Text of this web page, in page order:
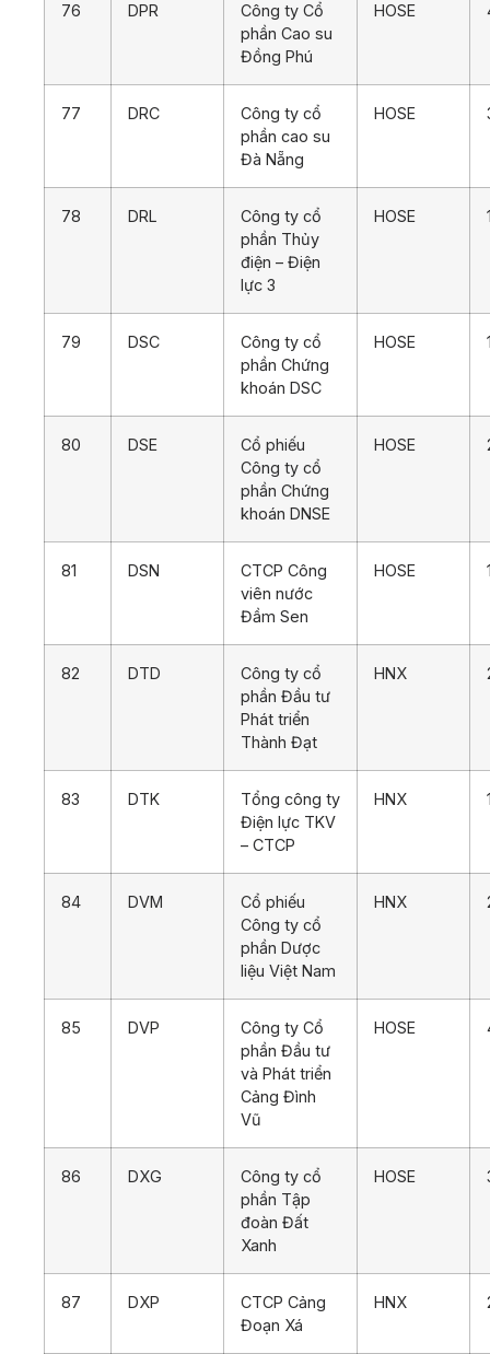
76 DPR
Công ty Cổ
phần Cao su
Đồng Phú
HOSE
77 DRC
Công ty cổ
phần cao su
Đà Nẵng
HOSE
78 DRL
Công ty cổ
phần Thủy
điện – Điện
lực 3
HOSE
79 DSC
Công ty cổ
phần Chứng
khoán DSC
HOSE
80 DSE
Cổ phiếu
Công ty cổ
phần Chứng
khoán DNSE
HOSE
81 DSN
CTCP Công
viên nước
Đầm Sen
HOSE
82 DTD
Công ty cổ
phần Đầu tư
Phát triển
Thành Đạt
HNX
83 DTK
Tổng công ty
Điện lực TKV
– CTCP
HNX
84 DVM
Cổ phiếu
Công ty cổ
phần Dược
liệu Việt Nam
HNX
85 DVP
Công ty Cổ
phần Đầu tư
và Phát triển
Cảng Đình
Vũ
HOSE
86 DXG
Công ty cổ
phần Tập
đoàn Đất
Xanh
HOSE
87 DXP
CTCP Cảng
Đoạn Xá
HNX